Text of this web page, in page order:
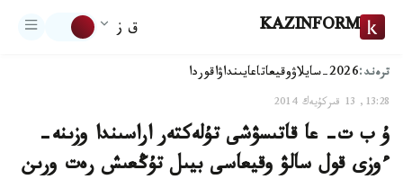
KAZINFORM ق ز
ترەند:2026-سايلاۋ وقيعاتاعايىنداۋاقوردا
13:28, 13 قىركۇيەك 2014
ۇ ب ت- عا قاتىسۋشى تۇلەكتەر اراسىندا وزىنە-
ءوزى قول سالۋ وقيعاسى بيىل تۇڭعىش رەت ورىن